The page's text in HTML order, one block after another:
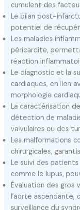
cumulent des
Le bilan post-
potentiel de
Les maladies
péricardite,
réaction
Le diagnostic et la
cardiaques, en lien
morphologie
La caractérisation
détection de
valvulaires ou des
Les malformations
chirurgicales,
Le suivi des
comme le lupus,
Évaluation des gros
l’aorte ascendante,
surveillance du